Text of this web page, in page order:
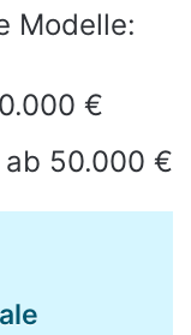
Modelle:
€
50.000 €